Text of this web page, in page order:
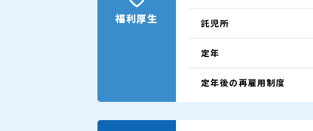
福利厚生 託児所
定年
定年後の再雇用制度